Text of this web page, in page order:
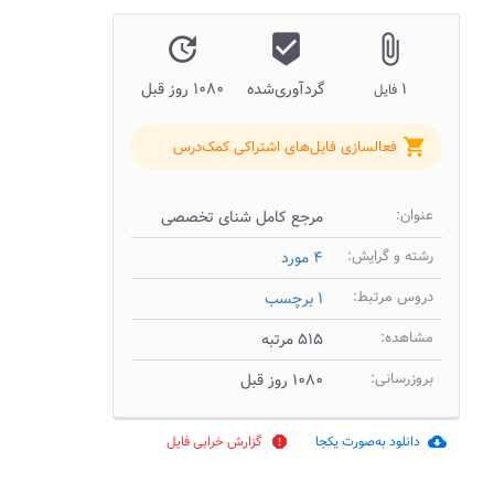
attach_file
۱ فایل
beenhere
گردآوری‌شده
update
۱۰۸۰ روز قبل
shopping_cart فعالسازی فایل‌های اشتراکی کمک‌درس
عنوان: مرجع کامل شنای تخصصی
رشته و گرایش: ۴ مورد
دروس مرتبط: ۱ برچسب
مشاهده: ۵۱۵ مرتبه
بروزرسانی: ۱۰۸۰ روز قبل
cloud_download دانلود به‌صورت یکجا report گزارش خرابی فایل